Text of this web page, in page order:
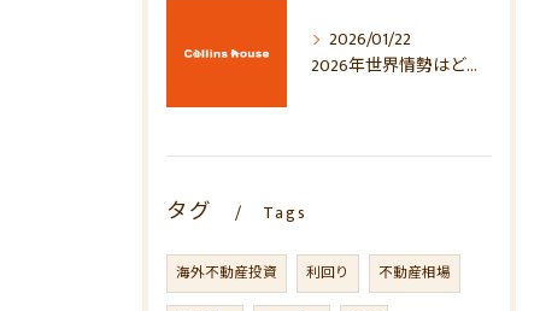
2026/01/22
2026年世界情勢はどう動く？地政学・経済・マーケットへの影響を徹底考察
タグ Tags
海外不動産投資 利回り 不動産相場